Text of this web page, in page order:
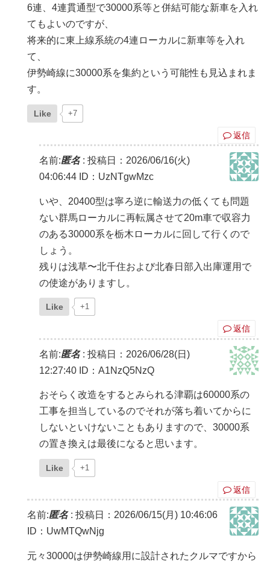
6連、4連貫通型で30000系等と併結可能な新車を入れ
てもよいのですが、
将来的に東上線系統の4連ローカルに新車等を入れ
て、
伊勢崎線に30000系を集約という可能性も見込まれま
す。
Like +7
返信
名前:匿名: 投稿日：2026/06/16(火)
04:06:44 ID：UzNTgwMzc
いや、20400型は寧ろ逆に輸送力の低くても問題
ない群馬ローカルに再転属させて20m車で収容力
のある30000系を栃木ローカルに回して行くので
しょう。
残りは浅草〜北千住および北春日部入出庫運用で
の使途がありますし。
Like +1
返信
名前:匿名: 投稿日：2026/06/28(日)
12:27:40 ID：A1NzQ5NzQ
おそらく改造をするとみられる津覇は60000系の
工事を担当しているのでそれが落ち着いてからに
しないといけないこともありますので、30000系
の置き換えは最後になると思います。
Like +1
返信
名前:匿名: 投稿日：2026/06/15(月) 10:46:06
ID：UwMTQwNjg
元々30000は伊勢崎線用に設計されたクルマですから